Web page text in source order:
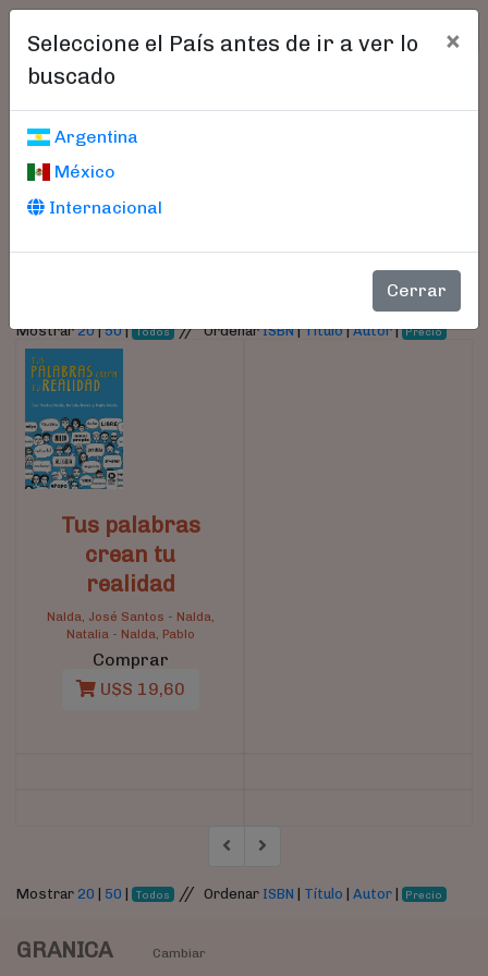
Seleccione el País antes de ir a ver lo
buscado
×
Argentina
México
Internacional
Cerrar
Libros encontrados
Parámetros
Mostrar20|50| Todos //OrdenarISBN|Título|Autor| Precio
Tus palabras
crean tu
realidad
Nalda, José Santos - Nalda,
Natalia- Nalda, Pablo
Comprar
U$S 19,60
Mostrar 20 | 50 | Todos // Ordenar ISBN | Título | Autor| Precio
GRANICA
Cambiar